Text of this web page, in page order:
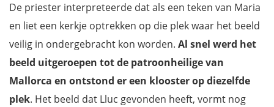
De priester interpreteerde dat als een teken van Maria
en liet een kerkje optrekken op die plek waar het beeld
veilig in ondergebracht kon worden. Al snel werd het
beeld uitgeroepen tot de patroonheilige van
Mallorca en ontstond er een klooster op diezelfde
plek. Het beeld dat Lluc gevonden heeft, vormt nog